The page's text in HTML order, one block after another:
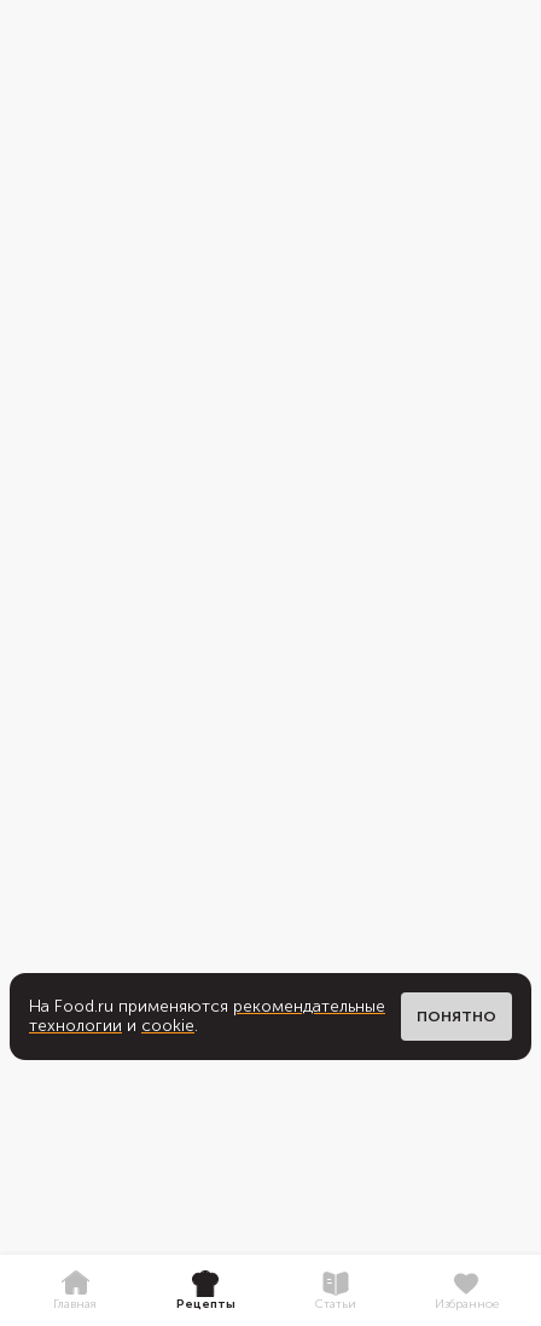
На Food.ru применяются рекомендательные
технологии и cookie. ПОНЯТНО
Главная Рецепты Статьи Избранное